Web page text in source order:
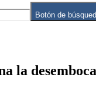
Botón de
la